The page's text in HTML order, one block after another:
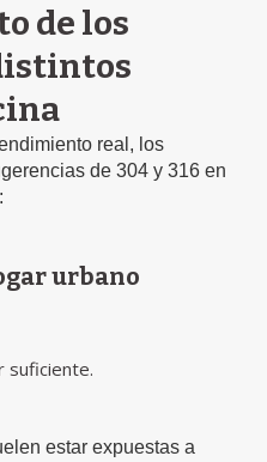
de los
real, los
de 304 y 316 en
urbano
suficiente.
estar expuestas a